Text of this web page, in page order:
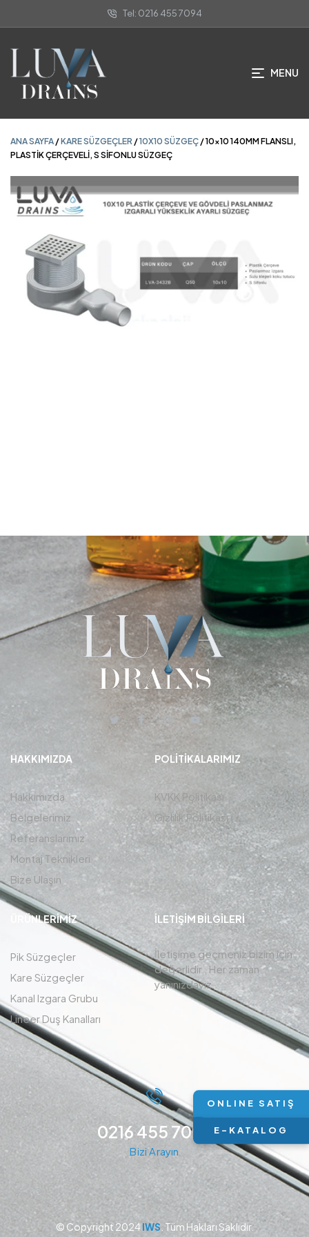
Tel: 0216 455 7094
MENU
ANA SAYFA/KARE SÜZGEÇLER/10X10 SÜZGEÇ/ 10×10 140MM FLANSLI,
ANA SAYFA /KARE SÜZGEÇLER /10X10 SÜZGEÇ / 10×10 140MM FLANSLI,
PLASTİK ÇERÇEVELİ, S SİFONLU SÜZGEÇ
HAKKIMIZDA
Hakkımızda
Belgelerimiz
Referanslarımız
Montaj Teknikleri
Bize Ulaşın
POLITIKALARIMIZ
KVKK Politikası
Gizlilik Politikası
ÜRÜNLERIMIZ
Pik Süzgeçler
Kare Süzgeçler
Kanal Izgara Grubu
Lineer Duş Kanalları
İLETIŞIM BİLGİLERİ
İletişime geçmeniz bizim için
değerlidir , Her zaman
yanınızdayız.
0216 455 7094
Bizi Arayın
© Copyright 2024IWS . Tüm Hakları Saklıdır.
ONLINE SATIŞ
E-KATALOG